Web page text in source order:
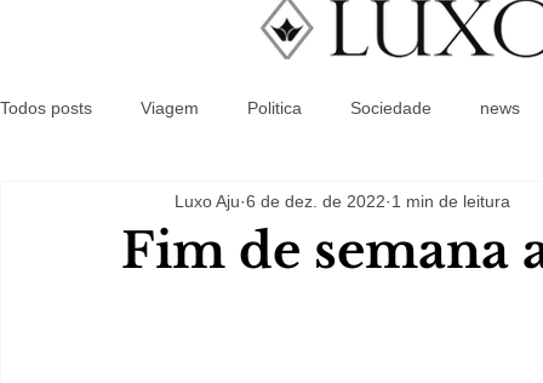
Todos posts Viagem Politica Sociedade news
Fim de semana
Luxo Aju 6 de dez. de 2022 1 min de leitura